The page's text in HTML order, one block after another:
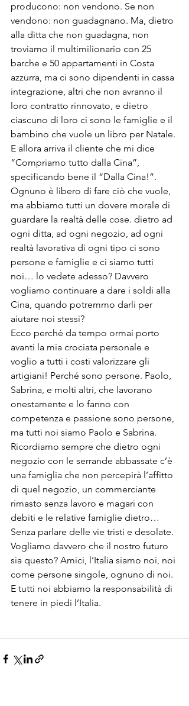
producono: non vendono. Se non
vendono: non guadagnano. Ma, dietro
alla ditta che non guadagna, non
troviamo il multimilionario con 25
barche e 50 appartamenti in Costa
azzurra, ma ci sono dipendenti in cassa
integrazione, altri che non avranno il
loro contratto rinnovato, e dietro
ciascuno di loro ci sono le famiglie e il
bambino che vuole un libro per Natale.
E allora arriva il cliente che mi dice
“Compriamo tutto dalla Cina”,
specificando bene il “Dalla Cina!”.
Ognuno è libero di fare ciò che vuole,
ma abbiamo tutti un dovere morale di
guardare la realtà delle cose. dietro ad
ogni ditta, ad ogni negozio, ad ogni
realtà lavorativa di ogni tipo ci sono
persone e famiglie e ci siamo tutti
noi… lo vedete adesso? Davvero
vogliamo continuare a dare i soldi alla
Cina, quando potremmo darli per
aiutare noi stessi?
Ecco perché da tempo ormai porto
avanti la mia crociata personale e
voglio a tutti i costi valorizzare gli
artigiani! Perché sono persone. Paolo,
Sabrina, e molti altri, che lavorano
onestamente e lo fanno con
competenza e passione sono persone,
ma tutti noi siamo Paolo e Sabrina.
Ricordiamo sempre che dietro ogni
negozio con le serrande abbassate c’è
una famiglia che non percepirà l’affitto
di quel negozio, un commerciante
rimasto senza lavoro e magari con
debiti e le relative famiglie dietro…
Senza parlare delle vie tristi e desolate.
Vogliamo davvero che il nostro futuro
sia questo? Amici, l’Italia siamo noi, noi
come persone singole, ognuno di noi.
E tutti noi abbiamo la responsabilità di
tenere in piedi l’Italia.